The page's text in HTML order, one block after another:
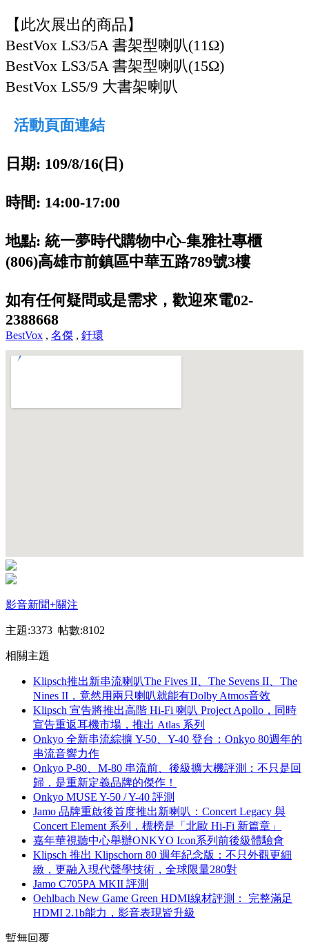
【此次展出的商品】
BestVox LS3/5A 書架型喇叭(11Ω)
BestVox LS3/5A 書架型喇叭(15Ω)
BestVox LS5/9 大書架喇叭
活動頁面連結
日期: 109/8/16(日)
時間: 14:00-17:00
地點: 統一夢時代購物中心-集雅社專櫃
(806)高雄市前鎮區中華五路789號3樓
如有任何疑問或是需求，歡迎來電02-
2388668
BestVox , 名傑 , 釪環
影音新聞+關注
主題:3373 帖數:8102
相關主題
Klipsch推出新串流喇叭The Fives II、The Sevens II、The
Nines II，竟然用兩只喇叭就能有Dolby Atmos音效
Klipsch 宣告將推出高階 Hi-Fi 喇叭 Project Apollo，同時
宣告重返耳機市場，推出 Atlas 系列
Onkyo 全新串流綜擴 Y-50、Y-40 登台：Onkyo 80週年的
串流音響力作
Onkyo P-80、M-80 串流前、後級擴大機評測：不只是回
歸，是重新定義品牌的傑作！
Onkyo MUSE Y-50 / Y-40 評測
Jamo 品牌重啟後首度推出新喇叭：Concert Legacy 與
Concert Element 系列，標榜是「北歐 Hi-Fi 新篇章」
嘉年華視聽中心舉辦ONKYO Icon系列前後級體驗會
Klipsch 推出 Klipschorn 80 週年紀念版：不只外觀更細
緻，更融入現代聲學技術，全球限量280對
Jamo C705PA MKII 評測
Oehlbach New Game Green HDMI線材評測： 完整滿足
HDMI 2.1b能力，影音表現皆升級
暫無回覆